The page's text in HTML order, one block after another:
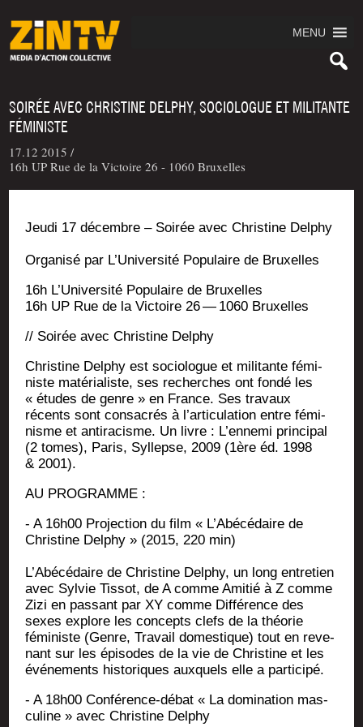
MENU
SOIRÉE AVEC CHRISTINE DELPHY, SOCIOLOGUE ET MILITANTE
FÉMINISTE
17.12 2015 /
16h UP Rue de la Victoire 26 - 1060 Bruxelles
Jeu­di 17 décembre – Soi­rée avec Chris­tine Delphy
Orga­ni­sé par L’U­ni­ver­si­té Popu­laire de Bruxelles
16h L’U­ni­ver­si­té Popu­laire de Bruxelles
16h UP Rue de la Vic­toire 26 — 1060 Bruxelles
// Soi­rée avec Chris­tine Delphy
Chris­tine Del­phy est socio­logue et mili­tante fémi­
niste maté­ria­liste, ses recherches ont fon­dé les
« études de genre » en France. Ses tra­vaux
récents sont consa­crés à l’articulation entre fémi­
nisme et anti­ra­cisme. Un livre : L’ennemi prin­ci­pal
(2 tomes), Paris, Syl­lepse, 2009 (1ère éd. 1998
& 2001).
AU PROGRAMME :
- A 16h00 Pro­jec­tion du film « L’Abécédaire de
Chris­tine Del­phy » (2015, 220 min)
L’Abécédaire de Chris­tine Del­phy, un long entre­tien
avec Syl­vie Tis­sot, de A comme Ami­tié à Z comme
Zizi en pas­sant par XY comme Dif­fé­rence des
sexes explore les concepts clefs de la théo­rie
fémi­niste (Genre, Tra­vail domes­tique) tout en reve­
nant sur les épi­sodes de la vie de Chris­tine et les
évé­ne­ments his­to­riques aux­quels elle a participé.
- A 18h00 Confé­rence-débat « La domi­na­tion mas­
cu­line » avec Chris­tine Delphy